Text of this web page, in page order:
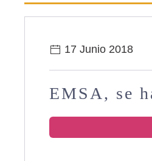
17 Junio 2018
EMSA, se